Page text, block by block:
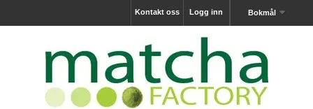
Bokmål
Logg inn
Kontakt oss